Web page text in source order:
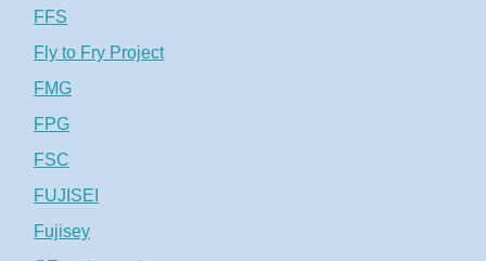
FFS
Fly to Fry Project
FMG
FPG
FSC
FUJISEI
Fujisey